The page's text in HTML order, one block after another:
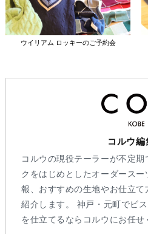
ウイリアム ロッキーのご予約会
コルウ編
コルウの現役テーラーが不定
クをはじめとしたオーダース
報、おすすめの生地やお仕立て
紹介します。 神戸・元町でビ
を仕立てるならコルウにお任せ